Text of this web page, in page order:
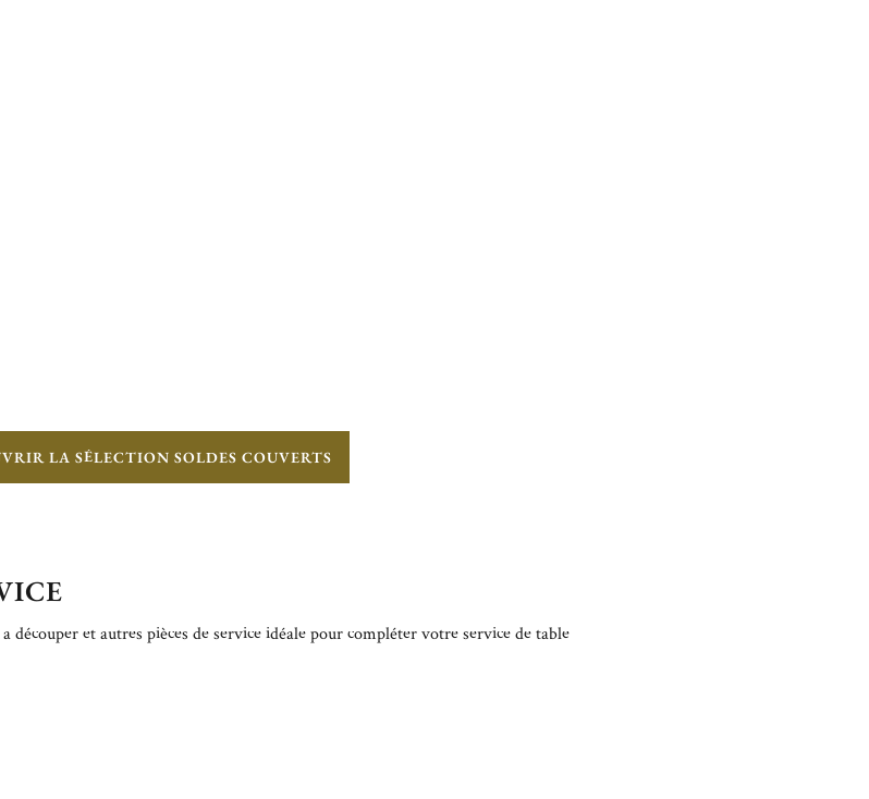
LA SÉLECTION SOLDES COUVERTS
découper et autres pièces de service idéale pour compléter votre service de table